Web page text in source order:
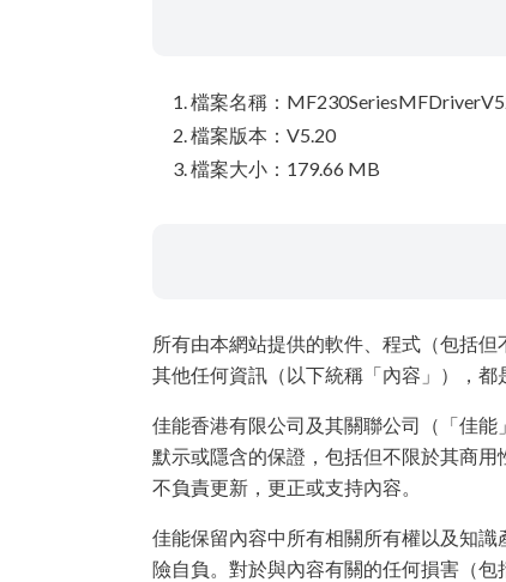
檔案名稱：
檔案版本：V5.20
檔案大小：179.66 MB
所有由本網站提供的軟件、程式（包括
其他任何資訊（以下統稱「內容」），都
佳能香港有限公司及其關聯公司（「佳能
默示或隱含的保證，包括但不限於其商
不負責更新，更正或支持內容。
佳能保留內容中所有相關所有權以及知
險自負。對於與內容有關的任何損害（